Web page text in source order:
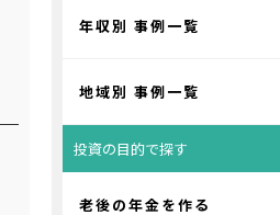
年収別 事例一覧
地域別 事例一覧
投資の目的で探す
老後の年金を作る